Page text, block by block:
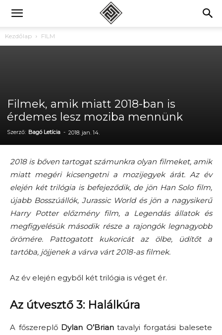
Kezdőlap FILM
Filmek, amik miatt 2018-ban is
érdemes lesz moziba mennünk
Szerző: Bagó Letícia - 2018. jan. 14.
2018 is bőven tartogat számunkra olyan filmeket, amik
miatt megéri kicsengetni a mozijegyek árát. Az év
elején két trilógia is befejeződik, de jön Han Solo film,
újabb Bosszúállók, Jurassic World és jön a nagysikerű
Harry Potter előzmény film, a Legendás állatok és
megfigyelésük második része a rajongók legnagyobb
örömére. Pattogatott kukoricát az ölbe, üdítőt a
tartóba, jöjjenek a várva várt 2018-as filmek.
Az év elején egyből két trilógia is véget ér.
Az útvesztő 3: Halálkúra
A főszereplő Dylan O’Briantavalyi forgatási balesete